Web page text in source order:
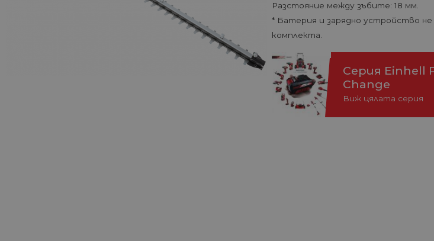
Разстояние между зъбите: 18 мм.
* Батерия и зарядно устройство не
комплекта.
Серия Einhell
Change
Виж цялата серия